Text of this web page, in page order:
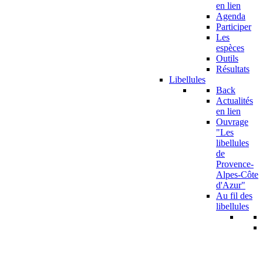
en lien
Agenda
Participer
Les
espèces
Outils
Résultats
Libellules
Back
Actualités
en lien
Ouvrage
"Les
libellules
de
Provence-
Alpes-Côte
d'Azur"
Au fil des
libellules